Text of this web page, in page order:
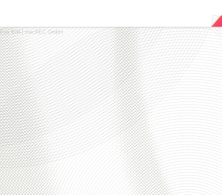
Eva Rolli|macREC GmbH